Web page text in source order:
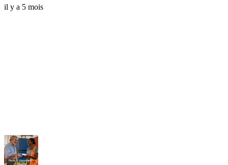
il y a 5 mois